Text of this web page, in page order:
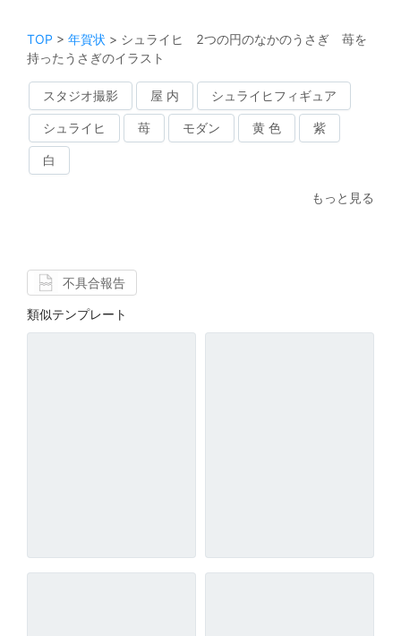
TOP > 年賀状 > シュライヒ 2つの円のなかのうさぎ 苺を
持ったうさぎのイラスト
スタジオ撮影 屋 内 シュライヒフィギュア
シュライヒ 苺 モダン 黄 色 紫
白
もっと見る
不具合報告
類似テンプレート